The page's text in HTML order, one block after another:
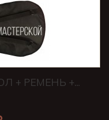
+ РЕМЕНЬ +...